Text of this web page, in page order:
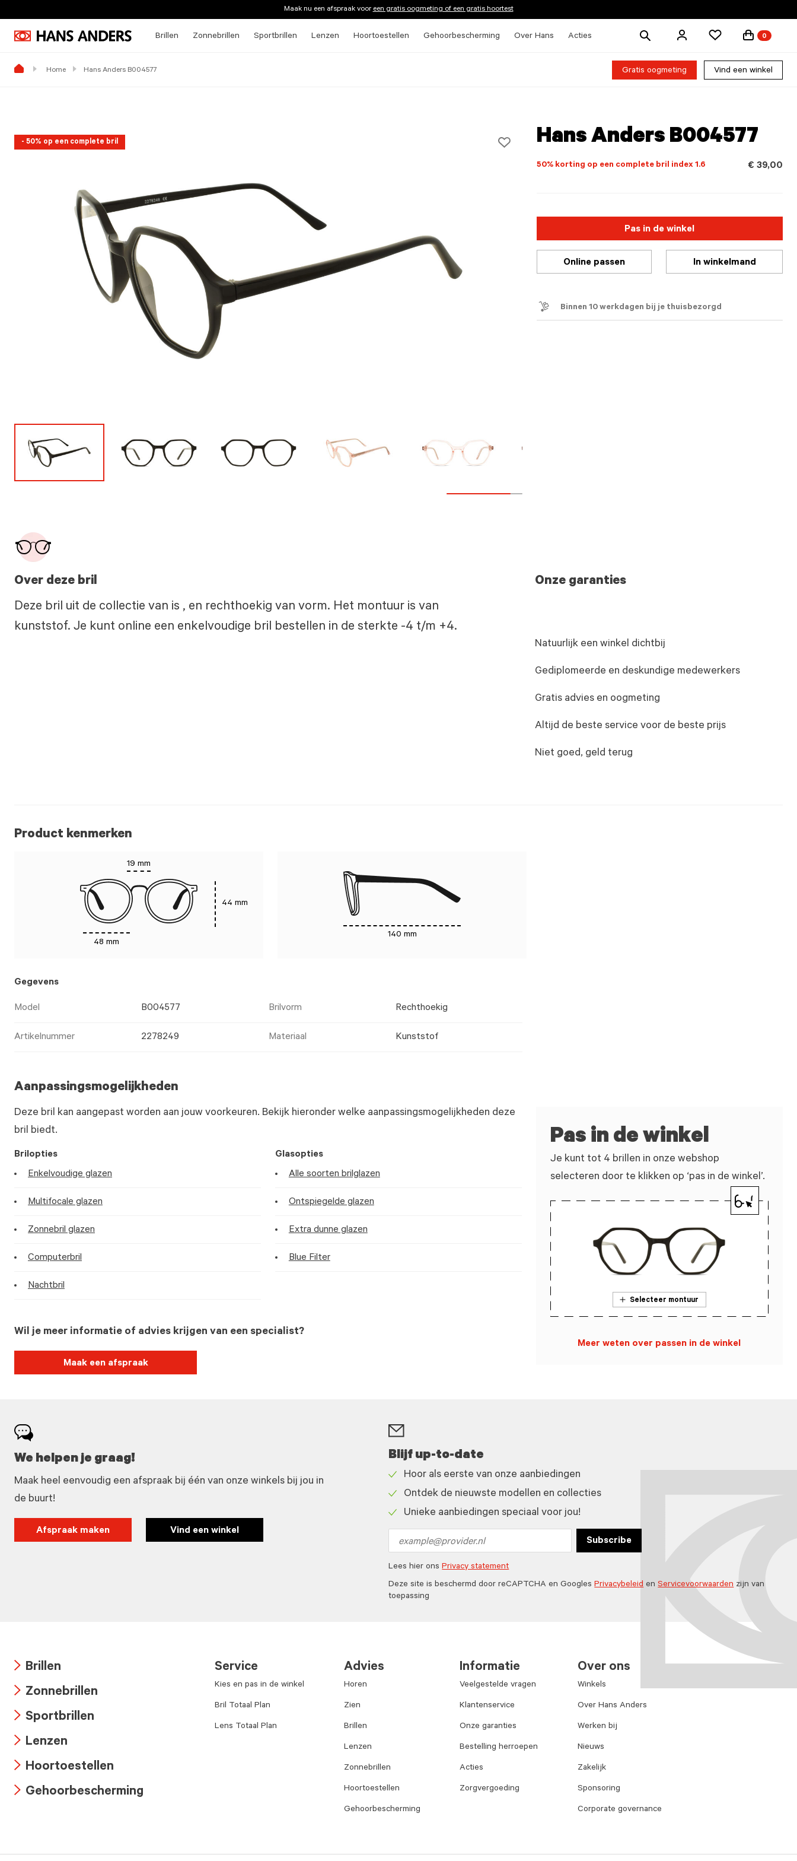
Maak nu een afspraak vooreen gratis oogmeting of een gratis hoortest
Brillen Zonnebrillen Sportbrillen Lenzen Hoortoestellen Gehoorbescherming Over Hans Acties
Zoek
0
Home Hans Anders B004577 Gratis oogmeting Vind een winkel
- 50% op een complete bril Hans Anders B004577
50% korting op een complete bril index 1.6 € 39,00
Pas in de winkel
Online passen In winkelmand
Binnen 10 werkdagen bij je thuisbezorgd
Over deze bril
Deze bril uit de collectie van is , en rechthoekig van vorm. Het montuur is van
kunststof. Je kunt online een enkelvoudige bril bestellen in de sterkte -4 t/m +4.
Onze garanties
Natuurlijk een winkel dichtbij
Gediplomeerde en deskundige medewerkers
Gratis advies en oogmeting
Altijd de beste service voor de beste prijs
Niet goed, geld terug
Product kenmerken
19 mm
48 mm
44 mm
140 mm
Gegevens
Model B004577 Brilvorm Rechthoekig
Artikelnummer 2278249 Materiaal Kunststof
Aanpassingsmogelijkheden
Deze bril kan aangepast worden aan jouw voorkeuren. Bekijk hieronder welke aanpassingsmogelijkheden deze
bril biedt.
Brilopties
Enkelvoudige glazen
Multifocale glazen
Zonnebril glazen
Computerbril
Nachtbril
Glasopties
Alle soorten brilglazen
Ontspiegelde glazen
Extra dunne glazen
Blue Filter
Wil je meer informatie of advies krijgen van een specialist?
Maak een afspraak
Pas in de winkel
Je kunt tot 4 brillen in onze webshop
selecteren door te klikken op ‘pas in de winkel’.
Selecteer montuur
Meer weten over passen in de winkel
We helpen je graag!
Maak heel eenvoudig een afspraak bij één van onze winkels bij jou in
de buurt!
Afspraak maken Vind een winkel
Blijf up-to-date
icon
Hoor als eerste van onze aanbiedingen
icon
Ontdek de nieuwste modellen en collecties
Unieke aanbiedingen speciaal voor jou!
address
Subscribe
Lees hier onsPrivacy statement
Deze site is beschermd door reCAPTCHA en GooglesPrivacybeleidenServicevoorwaardenzijn van
toepassing
icon
Brillen
icon
Zonnebrillen
icon
Sportbrillen
icon
Lenzen
icon
Hoortoestellen
Gehoorbescherming
Service
Kies en pas in de winkel
Bril Totaal Plan
Lens Totaal Plan
Advies
Horen
Zien
Brillen
Lenzen
Zonnebrillen
Hoortoestellen
Gehoorbescherming
Informatie
Veelgestelde vragen
Klantenservice
Onze garanties
Bestelling herroepen
Acties
Zorgvergoeding
Over ons
Winkels
Over Hans Anders
Werken bij
Nieuws
Zakelijk
Sponsoring
Corporate governance